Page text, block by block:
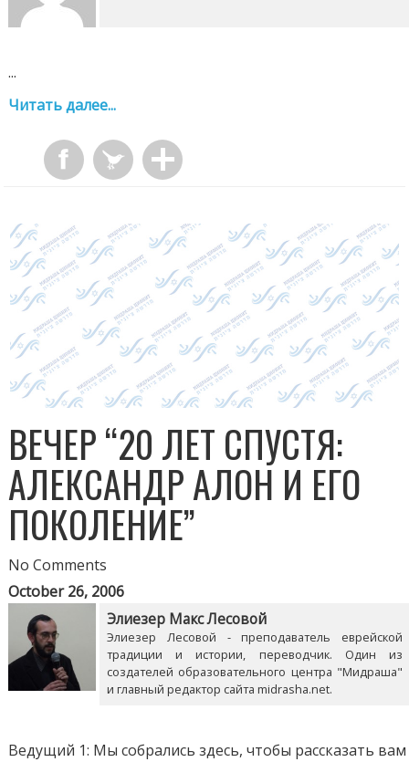
...
Читать далее...
ВЕЧЕР “20 ЛЕТ СПУСТЯ:
АЛЕКСАНДР АЛОН И ЕГО
ПОКОЛЕНИЕ”
No Comments
October 26, 2006
Элиезер Макс Лесовой
Элиезер Лесовой - преподаватель еврейской
традиции и истории, переводчик. Один из
создателей образовательного центра "Мидраша"
и главный редактор сайта midrasha.net.
Ведущий 1: Мы собрались здесь, чтобы рассказать вам